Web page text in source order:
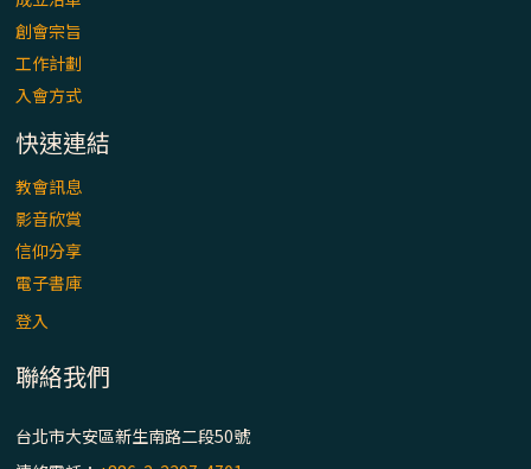
通諭中的「希望」 / 台南中華聖母主教座堂
(下)
創會宗旨
工作計劃
入會方式
快速連結
教會訊息
影音欣賞
信仰分享
電子書庫
登入
聯絡我們
台北市大安區新生南路二段50號